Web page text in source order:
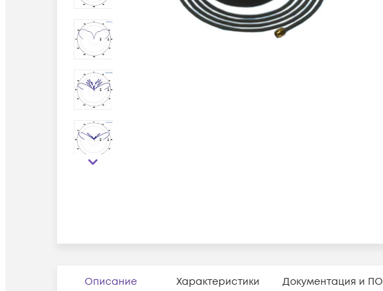
Описание Характеристики Документация и ПО